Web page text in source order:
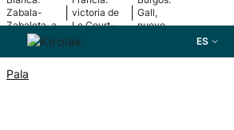
Zabala-
Zabaleta, a
la final
victoria de
Le Court-
Pienaar
Gall,
nuevo
ES
Pala